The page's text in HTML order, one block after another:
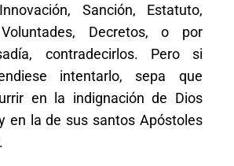
Sanción, Estatuto,
Decretos, o por
contradecirlos. Pero si
intentarlo, sepa que
en la indignación de Dios
en la de sus santos Apóstoles